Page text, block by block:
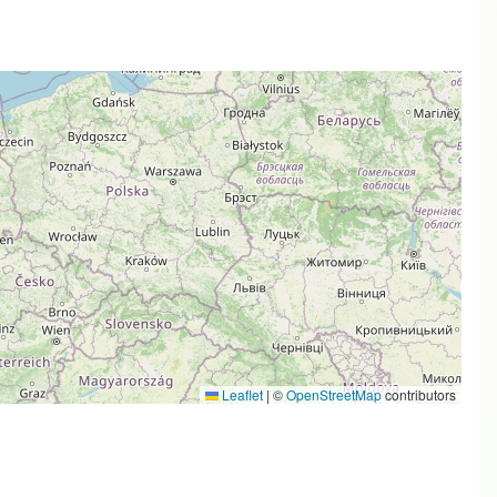
Leaflet | ©OpenStreetMapcontributors